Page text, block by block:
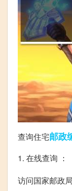
查询住宅邮政
1. 在线查询 ：
访问国家邮政